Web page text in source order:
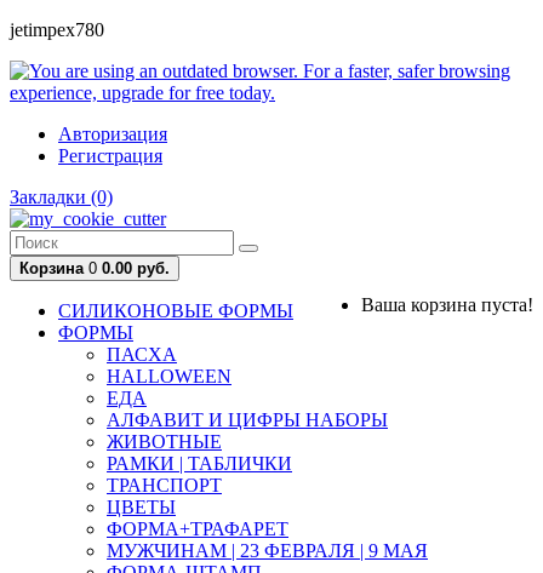
jetimpex780
Авторизация
Регистрация
Закладки (0)
Корзина 0 0.00 руб.
Ваша корзина пуста!
СИЛИКОНОВЫЕ ФОРМЫ
ФОРМЫ
ПАСХА
HALLOWEEN
ЕДА
АЛФАВИТ И ЦИФРЫ НАБОРЫ
ЖИВОТНЫЕ
РАМКИ | ТАБЛИЧКИ
ТРАНСПОРТ
ЦВЕТЫ
ФОРМА+ТРАФАРЕТ
МУЖЧИНАМ | 23 ФЕВРАЛЯ | 9 МАЯ